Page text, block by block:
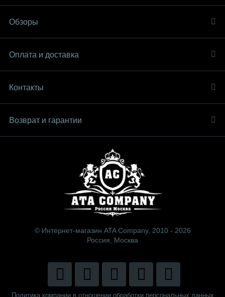
Обзоры
Оплата и доставка
Контакты
Возврат и гарантии
© Интернет-магазин ATA Company, 2010 - 2026
Россия, Москва
Политика компании в отношении обработки персональных данных